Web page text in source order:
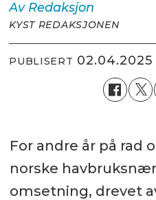
Av Redaksjon
KYST REDAKSJONEN
PUBLISERT
For andre år på rad
norske
omsetning, drevet